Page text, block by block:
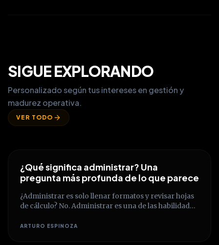
SIGUE EXPLORANDO
Personalizado según tus intereses en gestión y
madurez operativa.
VER TODO
¿Qué significa administrar? Una
pregunta más profunda de lo que parece
¿Administrar es solo llenar formatos y revisar hojas
de cálculo? No. Administrar es una de las habilidades
Descubre cómo pasar de la ejecución mecánica a la
ARTURO ESPINOZA